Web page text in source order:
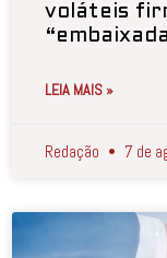
voláteis
LEIA MAIS »
Redação 7 de